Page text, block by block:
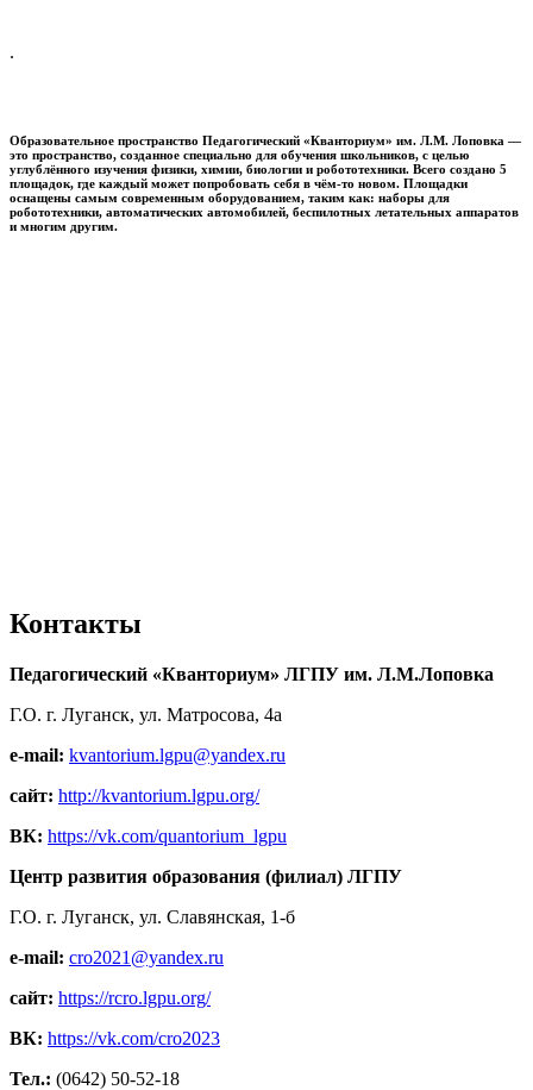
.
Образовательное пространство Педагогический «Кванториум» им. Л.М. Лоповка —
это пространство, созданное специально для обучения школьников, с целью
углублённого изучения физики, химии, биологии и робототехники. Всего создано 5
площадок, где каждый может попробовать себя в чём-то новом. Площадки
оснащены самым современным оборудованием, таким как: наборы для
робототехники, автоматических автомобилей, беспилотных летательных аппаратов
и многим другим.
Контакты
Педагогический «Кванториум» ЛГПУ им. Л.М.Лоповка
Г.О. г. Луганск, ул. Матросова, 4а
e-mail: kvantorium.lgpu@yandex.ru
сайт: http://kvantorium.lgpu.org/
ВК: https://vk.com/quantorium_lgpu
Центр развития образования (филиал) ЛГПУ
Г.О. г. Луганск, ул. Славянская, 1-б
e-mail: cro2021@yandex.ru
сайт: https://rcro.lgpu.org/
ВК: https://vk.com/cro2023
Тел.: (0642) 50-52-18